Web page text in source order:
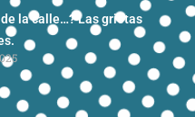
la calle…? Las grietas